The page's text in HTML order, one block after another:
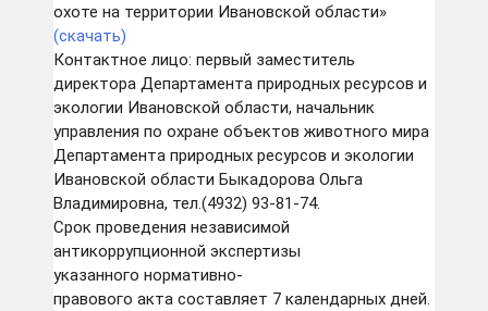
охоте на территории Ивановской области»
(скачать)
Контактное лицо: первый заместитель
директора Департамента природных ресурсов и
экологии Ивановской области, начальник
управления по охране объектов животного мира
Департамента природных ресурсов и экологии
Ивановской области Быкадорова Ольга
Владимировна, тел.(4932) 93-81-74.
Срок проведения независимой
антикоррупционной экспертизы
указанного нормативно-
правового акта составляет 7 календарных дней.